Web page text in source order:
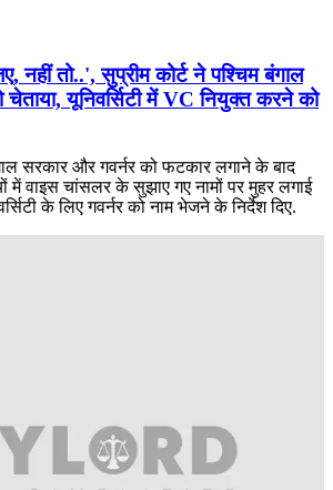
नहीं तो..', सुप्रीम कोर्ट ने पश्चिम बंगाल
यूनिवर्सिटी में VC नियुक्त करने को
सरकार और गवर्नर को फटकार लगाने के बाद
में वाइस चांसलर के सुझाए गए नामों पर मुहर लगाई
के लिए गवर्नर को नाम भेजने के निर्देश दिए.